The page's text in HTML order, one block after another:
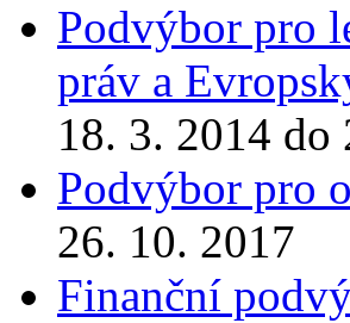
Podvýbor pro
práv a
18. 3. 2014 do
Podvýbor pro
26. 10. 2017
Finanční